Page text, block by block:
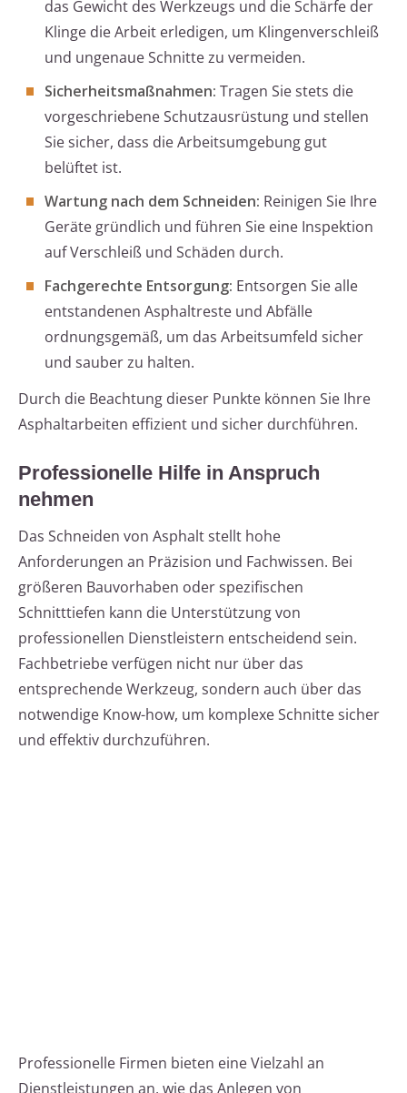
das Gewicht des Werkzeugs und die Schärfe der
Klinge die Arbeit erledigen, um Klingenverschleiß
und ungenaue Schnitte zu vermeiden.
Sicherheitsmaßnahmen: Tragen Sie stets die
vorgeschriebene Schutzausrüstung und stellen
Sie sicher, dass die Arbeitsumgebung gut
belüftet ist.
Wartung nach dem Schneiden: Reinigen Sie Ihre
Geräte gründlich und führen Sie eine Inspektion
auf Verschleiß und Schäden durch.
Fachgerechte Entsorgung: Entsorgen Sie alle
entstandenen Asphaltreste und Abfälle
ordnungsgemäß, um das Arbeitsumfeld sicher
und sauber zu halten.
Durch die Beachtung dieser Punkte können Sie Ihre
Asphaltarbeiten effizient und sicher durchführen.
Professionelle Hilfe in Anspruch
nehmen
Das Schneiden von Asphalt stellt hohe
Anforderungen an Präzision und Fachwissen. Bei
größeren Bauvorhaben oder spezifischen
Schnitttiefen kann die Unterstützung von
professionellen Dienstleistern entscheidend sein.
Fachbetriebe verfügen nicht nur über das
entsprechende Werkzeug, sondern auch über das
notwendige Know-how, um komplexe Schnitte sicher
und effektiv durchzuführen.
Professionelle Firmen bieten eine Vielzahl an
Dienstleistungen an, wie das Anlegen von